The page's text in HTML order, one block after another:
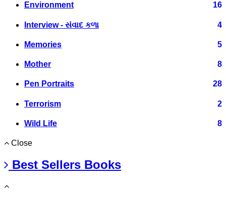
Environment 16
Interview - સંવાદ કળા 4
Memories 5
Mother 8
Pen Portraits 28
Terrorism 2
Wild Life 8
Close
Best Sellers Books